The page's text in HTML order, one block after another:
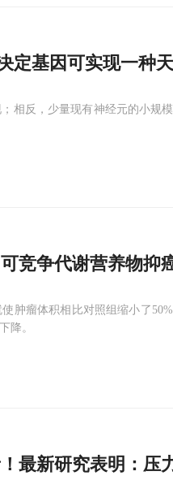
定基因可实现一种
相反，少量现有神经元的小规
竞争代谢营养物抑
肿瘤体积相比对照组缩小了
降。
最新研究表明：压